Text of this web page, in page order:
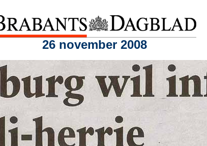
26 november 2008